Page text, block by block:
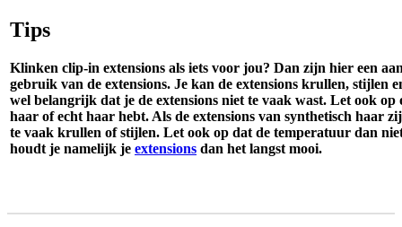
Tips
Klinken clip-in extensions als iets voor jou? Dan zijn hier een
gebruik van de extensions. Je kan de extensions krullen, stijlen
wel belangrijk dat je de extensions niet te vaak wast. Let ook op
haar of echt haar hebt. Als de extensions van synthetisch haar
te vaak krullen of stijlen. Let ook op dat de temperatuur dan
houdt je namelijk je extensions dan het langst mooi.